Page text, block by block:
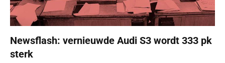
Newsflash: vernieuwde Audi S3 wordt 333 pk
sterk